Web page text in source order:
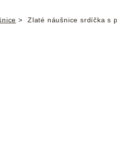
Zlaté náušnice srdíčka s